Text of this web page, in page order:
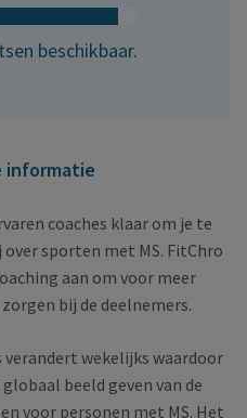
beschikbaar.
informatie
coaches klaar om je te
sporten met MS. FitChro
aan om voor meer
bij de deelnemers.
wekelijks waardoor
beeld geven van de
voor personen met MS. Het